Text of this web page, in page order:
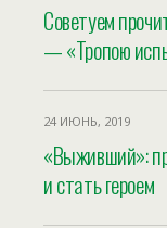
Советуем
— «Тропою
24 ИЮНЬ, 2019
«Выживший»:
и стать героем